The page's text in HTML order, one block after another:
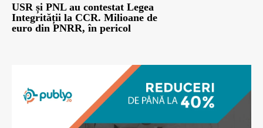
USR și PNL au contestat Legea
Integrității la CCR. Milioane de
euro din PNRR, în pericol